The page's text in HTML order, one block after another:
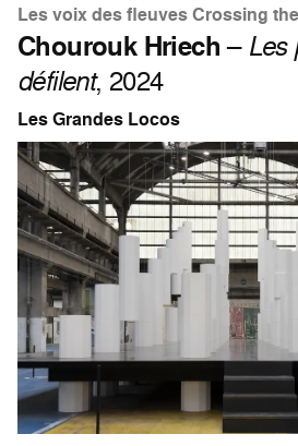
Les voix des fleuves Crossing
Chourouk Hriech– Les
défilent, 2024
Les Grandes Locos